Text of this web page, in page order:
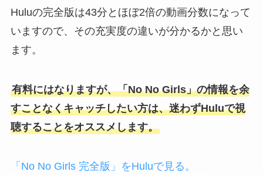
Huluの完全版は43分とほぼ2倍の動画分数になって
いますので、その充実度の違いが分かるかと思い
ます。
有料にはなりますが、「No No Girls」の情報を余
すことなくキャッチしたい方は、迷わずHuluで視
聴することをオススメします。
「No No Girls 完全版」をHuluで見る。